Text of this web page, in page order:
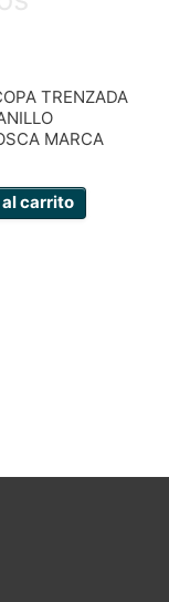
TRENZADA
MARCA
carrito